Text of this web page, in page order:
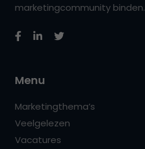
marketingcommunity binden.
Menu
Marketingthema’s
Veelgelezen
Vacatures